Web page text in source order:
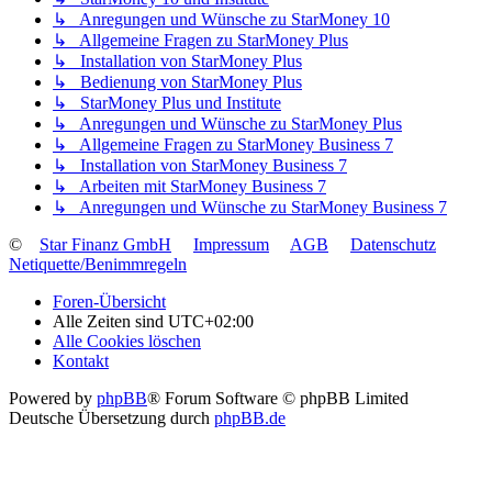
↳ Anregungen und Wünsche zu StarMoney 10
↳ Allgemeine Fragen zu StarMoney Plus
↳ Installation von StarMoney Plus
↳ Bedienung von StarMoney Plus
↳ StarMoney Plus und Institute
↳ Anregungen und Wünsche zu StarMoney Plus
↳ Allgemeine Fragen zu StarMoney Business 7
↳ Installation von StarMoney Business 7
↳ Arbeiten mit StarMoney Business 7
↳ Anregungen und Wünsche zu StarMoney Business 7
©
Star Finanz GmbH Impressum AGB
Datenschutz
Netiquette/Benimmregeln
Foren-Übersicht
Alle Zeiten sind UTC+02:00
Alle Cookies löschen
Kontakt
Powered by phpBB® Forum Software © phpBB Limited
Deutsche Übersetzung durch phpBB.de